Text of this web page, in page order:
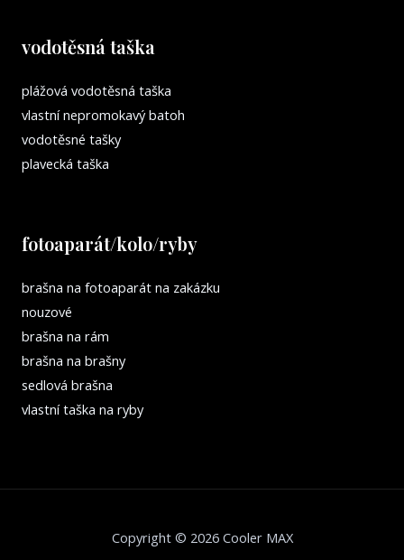
vodotěsná taška
plážová vodotěsná taška
vlastní nepromokavý batoh
vodotěsné tašky
plavecká taška
fotoaparát/kolo/ryby
brašna na fotoaparát na zakázku
nouzové
brašna na rám
brašna na brašny
sedlová brašna
vlastní taška na ryby
Copyright © 2026 Cooler MAX